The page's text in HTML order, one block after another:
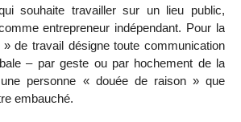
souhaite travailler sur un lieu public,
entrepreneur indépendant. Pour la
de travail désigne toute communication
– par geste ou par hochement de la
personne « douée de raison » que
embauché.